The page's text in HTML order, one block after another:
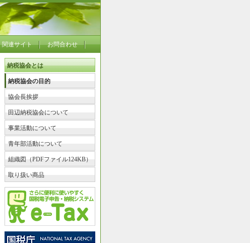
関連サイト お問合わせ
納税協会とは
納税協会の目的
協会長挨拶
田辺納税協会について
事業活動について
青年部活動について
組織図（PDFファイル124KB）
取り扱い商品